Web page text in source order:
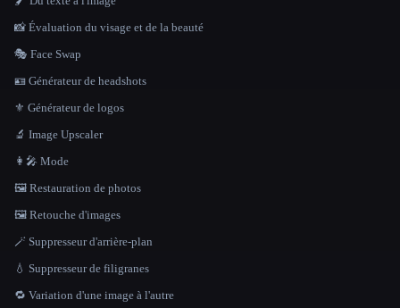
📸 Évaluation du visage et de la beauté
🎭 Face Swap
🪪 Générateur de headshots
⚜️ Générateur de logos
🔬 Image Upscaler
👩‍🎤 Mode
🖼️ Restauration de photos
🖼️ Retouche d'images
🪄 Suppresseur d'arrière-plan
💧 Suppresseur de filigranes
🔁 Variation d'une image à l'autre